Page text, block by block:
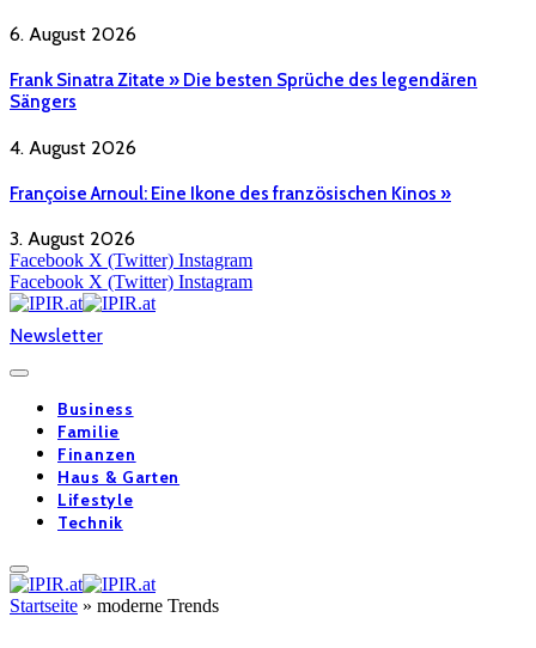
6. August 2026
Frank Sinatra Zitate » Die besten Sprüche des legendären
Sängers
4. August 2026
Françoise Arnoul: Eine Ikone des französischen Kinos »
3. August 2026
Facebook X (Twitter) Instagram
Facebook X (Twitter) Instagram
Newsletter
Business
Familie
Finanzen
Haus & Garten
Lifestyle
Technik
Startseite » moderne Trends